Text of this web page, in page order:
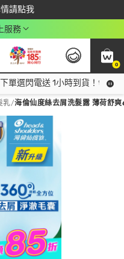
請點我
饋$350
服務
0
下單選閃電送 1小時到貨！領神
乳/海倫仙度絲去屑洗髮露 薄荷舒